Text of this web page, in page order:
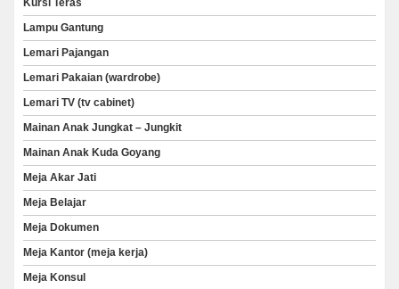
Kursi Teras
Lampu Gantung
Lemari Pajangan
Lemari Pakaian (wardrobe)
Lemari TV (tv cabinet)
Mainan Anak Jungkat – Jungkit
Mainan Anak Kuda Goyang
Meja Akar Jati
Meja Belajar
Meja Dokumen
Meja Kantor (meja kerja)
Meja Konsul